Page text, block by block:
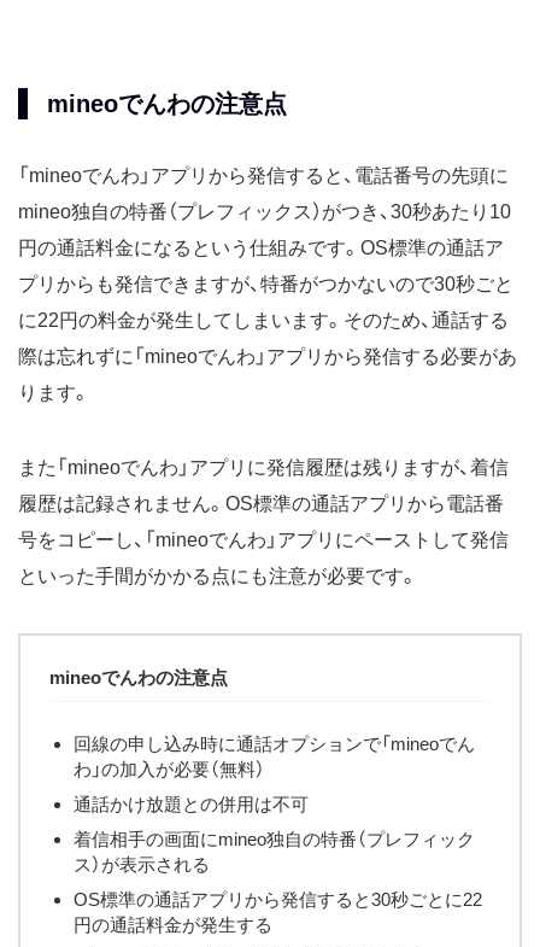
mineoでんわの注意点
「mineoでんわ」アプリから発信すると、電話番号の先頭に
mineo独自の特番（プレフィックス）がつき、30秒あたり10
円の通話料金になるという仕組みです。OS標準の通話ア
プリからも発信できますが、特番がつかないので30秒ごと
に22円の料金が発生してしまいます。そのため、通話する
際は忘れずに「mineoでんわ」アプリから発信する必要があ
ります。
また「mineoでんわ」アプリに発信履歴は残りますが、着信
履歴は記録されません。OS標準の通話アプリから電話番
号をコピーし、「mineoでんわ」アプリにペーストして発信
といった手間がかかる点にも注意が必要です。
mineoでんわの注意点
回線の申し込み時に通話オプションで「mineoでん
わ」の加入が必要（無料）
通話かけ放題との併用は不可
着信相手の画面にmineo独自の特番（プレフィック
ス）が表示される
OS標準の通話アプリから発信すると30秒ごとに22
円の通話料金が発生する